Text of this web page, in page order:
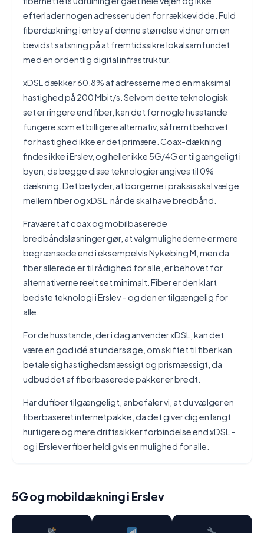
efterlader nogen adresser uden for rækkevidde. Fuld
fiberdækning i en by af denne størrelse vidner om en
bevidst satsning på at fremtidssikre lokalsamfundet
med en ordentlig digital infrastruktur.
xDSL dækker 60,8% af adresserne med en maksimal
hastighed på 200 Mbit/s. Selvom dette teknologisk
set er ringere end fiber, kan det for nogle husstande
fungere som et billigere alternativ, såfremt behovet
for hastighed ikke er det primære. Coax-dækning
findes ikke i Erslev, og heller ikke 5G/4G er tilgængeligt i
byen, da begge disse teknologier angives til 0%
dækning. Det betyder, at borgerne i praksis skal vælge
mellem fiber og xDSL, når de skal have bredbånd.
Fraværet af coax og mobilbaserede
bredbåndsløsninger gør, at valgmulighederne er mere
begrænsede end i eksempelvis Nykøbing M, men da
fiber allerede er til rådighed for alle, er behovet for
alternativerne reelt set minimalt. Fiber er den klart
bedste teknologi i Erslev – og den er tilgængelig for
alle.
For de husstande, der i dag anvender xDSL, kan det
være en god idé at undersøge, om skiftet til fiber kan
betale sig hastighedsmæssigt og prismæssigt, da
udbuddet af fiberbaserede pakker er bredt.
Har du fiber tilgængeligt, anbefaler vi, at du vælger en
fiberbaseret internetpakke, da det giver dig en langt
hurtigere og mere driftssikker forbindelse end xDSL –
og i Erslev er fiber heldigvis en mulighed for alle.
5G og mobildækning i Erslev